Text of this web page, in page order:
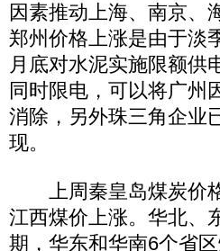
因素推动上海、南京、
郑州价格上涨是由于淡
月底对水泥实施限额供
同时限电，可以将广州
消除，另外珠三角企业
现。
上周秦皇岛煤炭价格
江西煤价上涨。华北、
期，华东和华南6个省